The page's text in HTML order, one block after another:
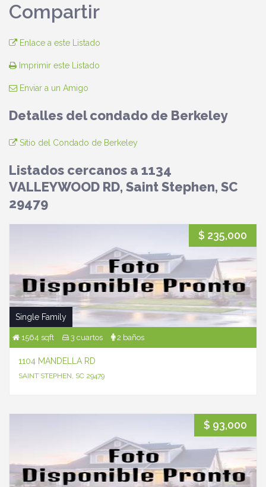
Compartir
Enlace a este Listado
Imprimir este Listado
Enviar a un Amigo
Detalles del condado de Berkeley
Sitio del Condado de Berkeley
Listados cercanos a 1134
VALLEYWOOD RD, Saint Stephen, SC
29479
$ 235,000
Single Family
1564 sqft 3 cuartos 2 baños
1104 MANDELLA RD
SAINT STEPHEN, SC 29479
$ 93,000